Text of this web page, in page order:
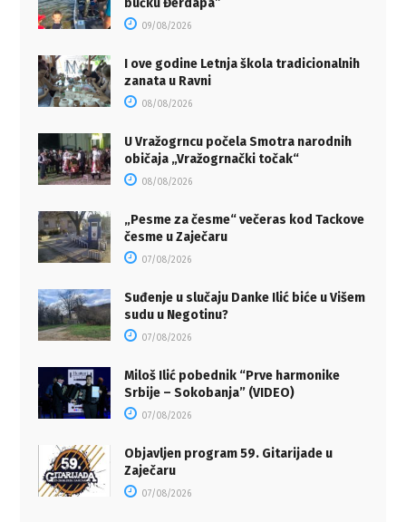
09/08/2026
I ove godine Letnja škola tradicionalnih
zanata u Ravni
08/08/2026
U Vražogrncu počela Smotra narodnih
običaja „Vražogrnački točak“
08/08/2026
„Pesme za česme“ večeras kod Tackove
česme u Zaječaru
07/08/2026
Suđenje u slučaju Danke Ilić biće u Višem
sudu u Negotinu?
07/08/2026
Miloš Ilić pobednik “Prve harmonike
Srbije – Sokobanja” (VIDEO)
07/08/2026
Objavljen program 59. Gitarijade u
Zaječaru
07/08/2026